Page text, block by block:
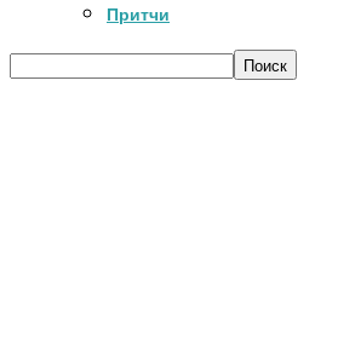
Притчи